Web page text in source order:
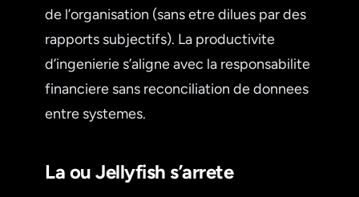
de l’organisation (sans etre dilues par des
rapports subjectifs). La productivite
d’ingenierie s’aligne avec la responsabilite
financiere sans reconciliation de donnees
entre systemes.
La ou Jellyfish s’arrete